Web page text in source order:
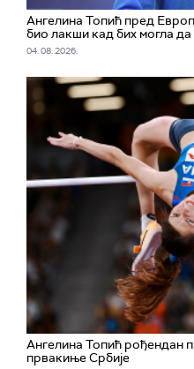
Ангелина Топић пред
био лакши кад бих могла
04. 08. 2026.
Ангелина Топић рођендан
првакиње Србије